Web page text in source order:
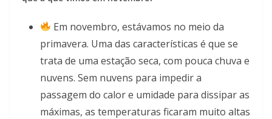
Em novembro, estávamos no meio da
primavera. Uma das características é que se
trata de uma estação seca, com pouca chuva e
nuvens. Sem nuvens para impedir a
passagem do calor e umidade para dissipar as
máximas, as temperaturas ficaram muito altas